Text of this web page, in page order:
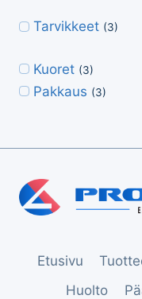
Tarvikkeet (3)
Kuoret (3)
Pakkaus (3)
Etusivu
Huolto